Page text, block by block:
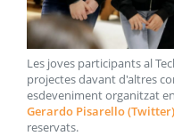
Les joves participants al
projectes davant d'altres
esdeveniment organitzat
Gerardo Pisarello (Twitter)
reservats.